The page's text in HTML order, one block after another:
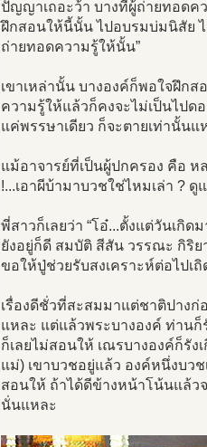
ปัญญาเถอะว้า บางทีผู้ถ่ายทอด
ฝึกสอนให้นี้นั้น ไปอบรมบ่มนิสัย
ถ่ายทอดความรู้ให้นั้น”
เขาเหล่านั้น บางองค์ก็พอใจฝึก
ความรู้ให้แล้วก็คงจะไม่เป็นไปด
แค่พรรษาเดียว ก็จะตายเท่านั้นแ
แม้อาจารย์ที่เป็นผู้ปกครอง คือ
!...เอาผีบ้ามาบวชใช่ไหมเล่า ?
พี่สาวก็เลยว่า “โอ๋...ตั้งแต่วันเกิ
ยังอยู่ก็ดี สมบัติ สีสัน วรรณะ กิริ
ขอให้ปู่ช่วยรับสงเคราะห์ต่อไปเ
เรื่องดีชั่วที่สะสมมาแต่ชาติปาง
แหละ แต่แล้วพระบางองค์ ท่านก็
ก็เลยไม่สอนให้ เณรบางองค์ก็รั
แม่) เขาบวชอยู่แล้ว องค์หนึ่งบว
สอนให้ ถ้าได้ดีข้างหน้าโน้นแล้ว
นั่นแหละ